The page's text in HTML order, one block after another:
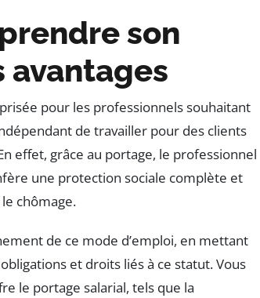
son
pour les professionnels souhaitant
de travailler pour des clients
effet, grâce au portage, le professionnel
une protection sociale complète et
chômage.
de ce mode d’emploi, en mettant
et droits liés à ce statut. Vous
le portage salarial, tels que la